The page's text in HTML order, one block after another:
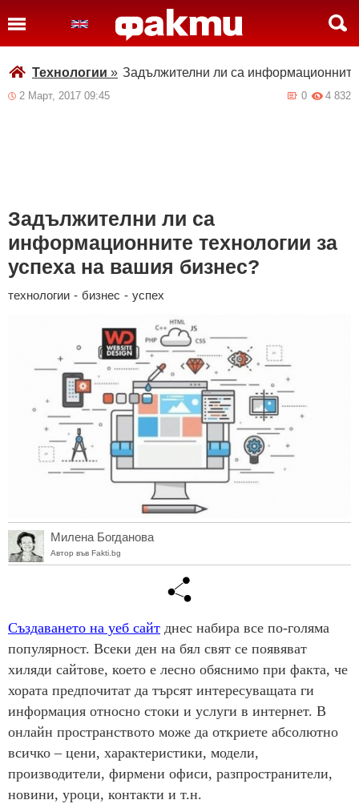
Технологии » Задължителни ли са
2 Март, 2017 09:45 4 832
0
Задължителни ли са
информационните технологии за
успеха на вашия бизнес?
технологии - бизнес - успех
Милена Богданова
Автор във Fakti.bg
Създаването на уеб сайт днес набира все по-голяма
популярност. Всеки ден на бял свят се появяват
хиляди сайтове, което е лесно обяснимо при факта, че
хората предпочитат да търсят интересуващата ги
информация относно стоки и услуги в интернет. В
онлайн пространството може да откриете абсолютно
всичко – цени, характеристики, модели,
производители, фирмени офиси, разпространители,
новини, уроци, контакти и т.н.